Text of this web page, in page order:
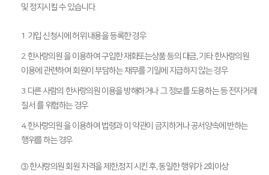
및 정지시킬 수 있습니다.
1. 가입 신청시에 허위 내용을 등록한 경우
2. 한사랑의원 을 이용하여 구입한 재화또는상품 등의 대금, 기타 한사랑의원
이용에 관련하여 회원이 부담하는 채무를 기일에 지급하지 않는 경우
3. 다른 사람의 한사랑의원 이용을 방해하거나 그 정보를 도용하는 등 전자거래
질서 를 위협하는 경우
4. 한사랑의원 을 이용하여 법령과 이 약관이 금지하거나 공서양속에 반하는
행위를 하는 경우
③ 한사랑의원 회원 자격을 제한,정지 시킨 후, 동일한 행위가 2회이상